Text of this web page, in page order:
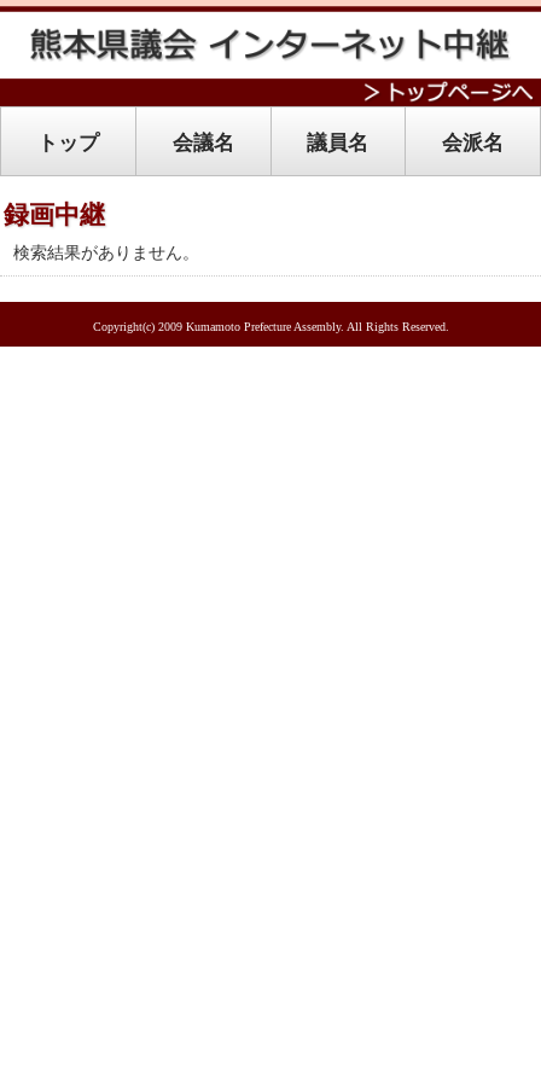
トップ 会議名 議員名 会派名
録画中継
検索結果がありません。
Copyright(c) 2009 Kumamoto Prefecture Assembly. All Rights Reserved.